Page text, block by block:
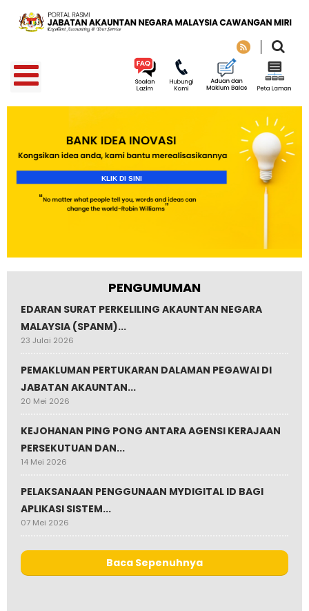
KLIK DI SINI
PENGUMUMAN
EDARAN SURAT PERKELILING AKAUNTAN NEGARA
MALAYSIA (SPANM)...
23 Julai 2026
PEMAKLUMAN PERTUKARAN DALAMAN PEGAWAI DI
JABATAN AKAUNTAN...
20 Mei 2026
KEJOHANAN PING PONG ANTARA AGENSI KERAJAAN
PERSEKUTUAN DAN...
14 Mei 2026
PELAKSANAAN PENGGUNAAN MYDIGITAL ID BAGI
APLIKASI SISTEM...
07 Mei 2026
Baca Sepenuhnya